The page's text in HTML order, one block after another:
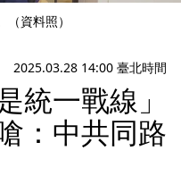
資料照）
2025.03.28 14:00 臺北時間
統一戰線」
：中共同路